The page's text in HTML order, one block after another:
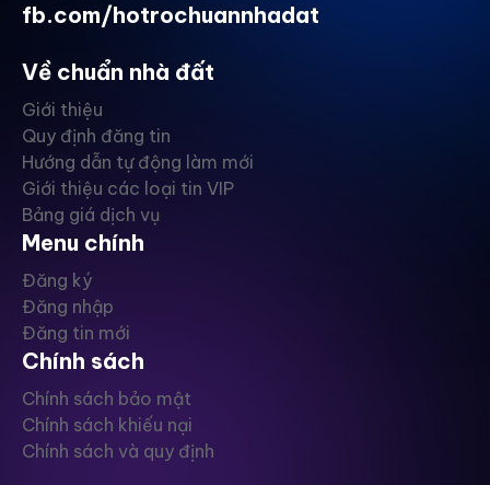
fb.com/hotrochuannhadat
Về chuẩn nhà đất
Giới thiệu
Quy định đăng tin
Hướng dẫn tự động làm mới
Giới thiệu các loại tin VIP
Bảng giá dịch vụ
Menu chính
Đăng ký
Đăng nhập
Đăng tin mới
Chính sách
Chính sách bảo mật
Chính sách khiếu nại
Chính sách và quy định